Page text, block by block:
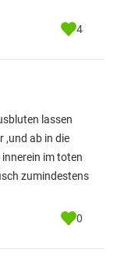
4
lassen
,und ab in die
im toten
zumindestens
0